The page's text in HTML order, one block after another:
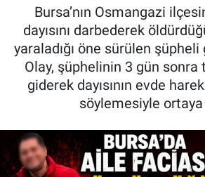
Bursa’nın Osmangazi
dayısını darbederek
yaraladığı öne sürülen şüpheli
Olay, şüphelinin 3 gün sonra
giderek dayısının evde
söylemesiyle ortaya
Kadın & Aile
Kültür & Sanat
Siyaset
Teknoloji